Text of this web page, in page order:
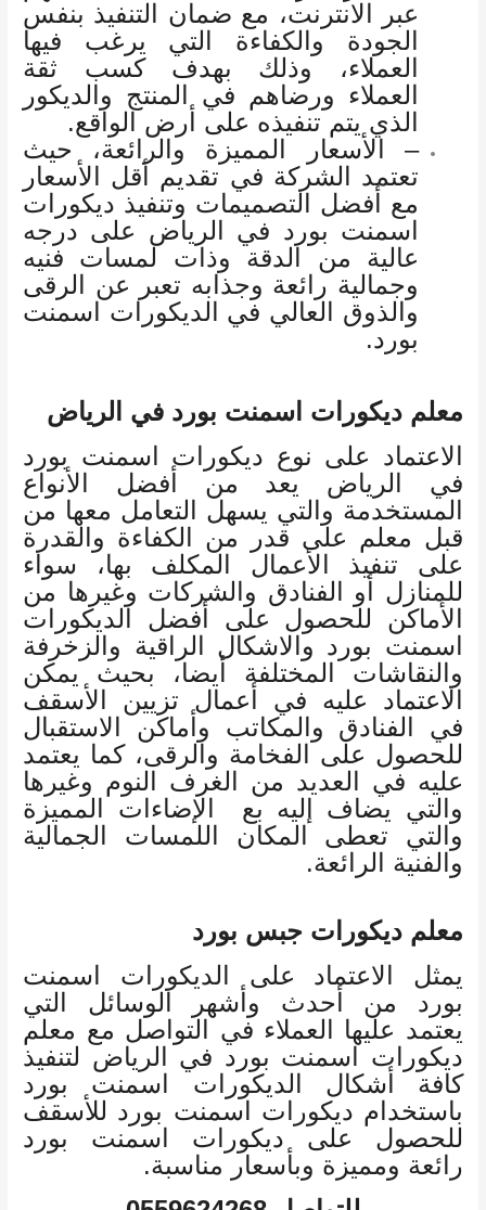
عبر الانترنت، مع ضمان التنفيذ بنفس
الجودة والكفاءة التي يرغب فيها
العملاء، وذلك بهدف كسب ثقة
العملاء ورضاهم في المنتج والديكور
الذي يتم تنفيذه على أرض الواقع.
– الأسعار المميزة والرائعة، حيث
تعتمد الشركة في تقديم أقل الأسعار
مع أفضل التصميمات وتنفيذ ديكورات
اسمنت بورد في الرياض على درجه
عالية من الدقة وذات لمسات فنيه
وجمالية رائعة وجذابه تعبر عن الرقى
والذوق العالي في الديكورات اسمنت
بورد.
معلم ديكورات اسمنت بورد في الرياض
الاعتماد على نوع ديكورات اسمنت بورد
في الرياض يعد من أفضل الأنواع
المستخدمة والتي يسهل التعامل معها من
قبل معلم على قدر من الكفاءة والقدرة
على تنفيذ الأعمال المكلف بها، سواء
للمنازل أو الفنادق والشركات وغيرها من
الأماكن للحصول على أفضل الديكورات
اسمنت بورد والاشكال الراقية والزخرفة
والنقاشات المختلفة أيضا، بحيث يمكن
الاعتماد عليه في أعمال تزيين الأسقف
في الفنادق والمكاتب وأماكن الاستقبال
للحصول على الفخامة والرقى، كما يعتمد
عليه في العديد من الغرف النوم وغيرها
والتي يضاف إليه بع الإضاءات المميزة
والتي تعطى المكان اللمسات الجمالية
والفنية الرائعة.
معلم ديكورات جبس بورد
يمثل الاعتماد على الديكورات اسمنت
بورد من أحدث وأشهر الوسائل التي
يعتمد عليها العملاء في التواصل مع معلم
ديكورات اسمنت بورد في الرياض لتنفيذ
كافة أشكال الديكورات اسمنت بورد
باستخدام ديكورات اسمنت بورد للأسقف
للحصول على ديكورات اسمنت بورد
رائعة ومميزة وبأسعار مناسبة.